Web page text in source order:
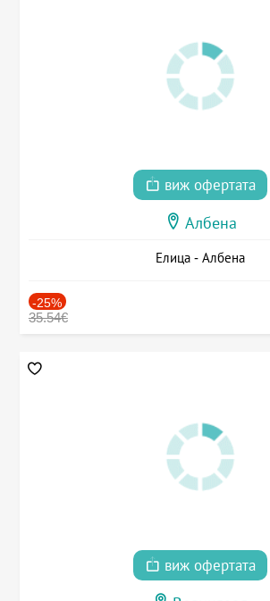
виж офертата
Албена
Елица - Албена
-25%
35.54€
виж офертата